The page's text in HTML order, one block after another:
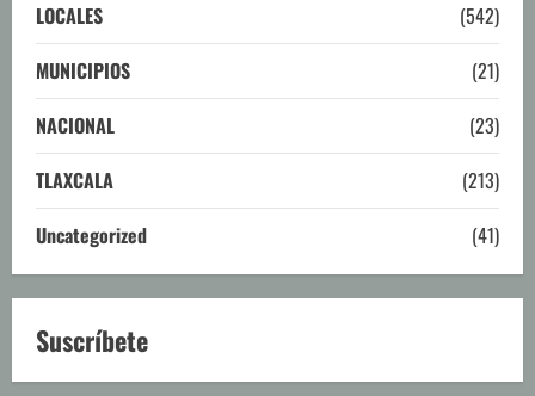
LOCALES
(542)
MUNICIPIOS
(21)
NACIONAL
(23)
TLAXCALA
(213)
Uncategorized
(41)
Suscríbete